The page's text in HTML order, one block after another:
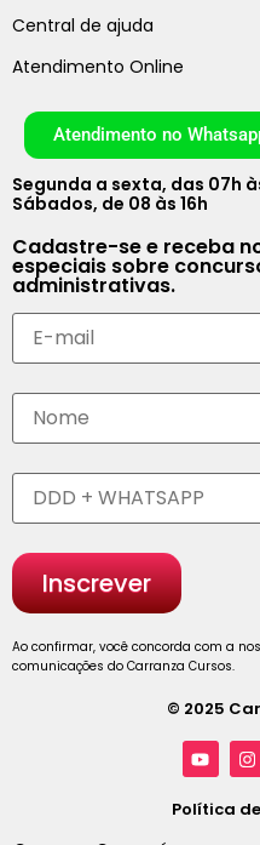
Central de ajuda
Atendimento Online
Atendimento no
Segunda a sexta, das 07h
Sábados, de 08 às 16h
Cadastre-se e receba
especiais sobre
administrativas.
Ao confirmar, você concorda com a
comunicações do Carranza Cursos.
© 2025
Política